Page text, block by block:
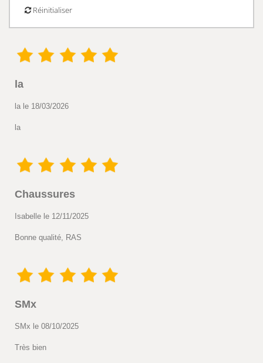
Réinitialiser
la
la le 18/03/2026
la
Chaussures
Isabelle le 12/11/2025
Bonne qualité, RAS
SMx
SMx le 08/10/2025
Très bien